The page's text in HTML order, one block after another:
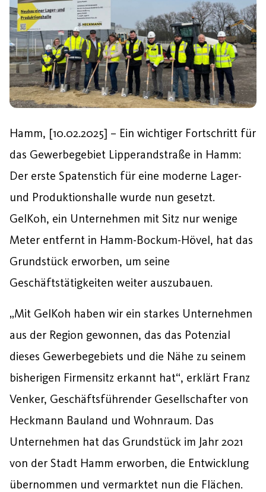
Hamm, [10.02.2025] – Ein wichtiger Fortschritt für
das Gewerbegebiet Lipperandstraße in Hamm:
Der erste Spatenstich für eine moderne Lager-
und Produktionshalle wurde nun gesetzt.
GelKoh, ein Unternehmen mit Sitz nur wenige
Meter entfernt in Hamm-Bockum-Hövel, hat das
Grundstück erworben, um seine
Geschäftstätigkeiten weiter auszubauen.
„Mit GelKoh haben wir ein starkes Unternehmen
aus der Region gewonnen, das das Potenzial
dieses Gewerbegebiets und die Nähe zu seinem
bisherigen Firmensitz erkannt hat“, erklärt Franz
Venker, Geschäftsführender Gesellschafter von
Heckmann Bauland und Wohnraum. Das
Unternehmen hat das Grundstück im Jahr 2021
von der Stadt Hamm erworben, die Entwicklung
übernommen und vermarktet nun die Flächen.